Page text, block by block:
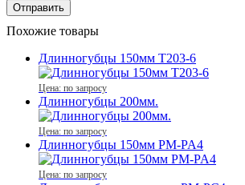
Похожие товары
Длинногубцы 150мм Т203-6
Цена: по запросу
Длинногубцы 200мм.
Цена: по запросу
Длинногубцы 150мм PM-PA4
Цена: по запросу